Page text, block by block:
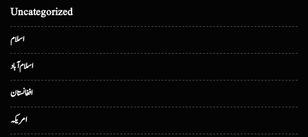
Uncategorized
اسلام
اسلام آباد
افغانستان
امریکہ